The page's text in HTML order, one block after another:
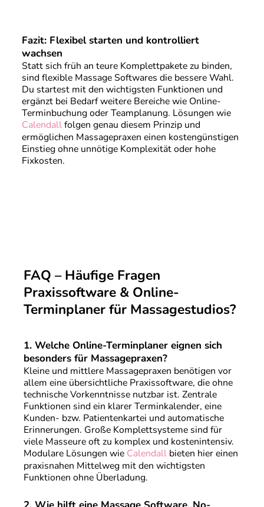
Fazit: Flexibel starten und kontrolliert
wachsen
Statt sich früh an teure Komplettpakete zu binden,
sind flexible Massage Softwares die bessere Wahl.
Du startest mit den wichtigsten Funktionen und
ergänzt bei Bedarf weitere Bereiche wie Online-
Terminbuchung oder Teamplanung. Lösungen wie
Calendallfolgen genau diesem Prinzip und
ermöglichen Massagepraxen einen kostengünstigen
Einstieg ohne unnötige Komplexität oder hohe
Fixkosten.
FAQ – Häufige Fragen
Praxissoftware & Online-
Terminplaner für Massagestudios?
1. Welche Online-Terminplaner eignen sich
besonders für Massagepraxen?
Kleine und mittlere Massagepraxen benötigen vor
allem eine übersichtliche Praxissoftware, die ohne
technische Vorkenntnisse nutzbar ist. Zentrale
Funktionen sind ein klarer Terminkalender, eine
Kunden- bzw. Patientenkartei und automatische
Erinnerungen. Große Komplettsysteme sind für
viele Masseure oft zu komplex und kostenintensiv.
Modulare Lösungen wie Calendallbieten hier einen
praxisnahen Mittelweg mit den wichtigsten
Funktionen ohne Überladung.